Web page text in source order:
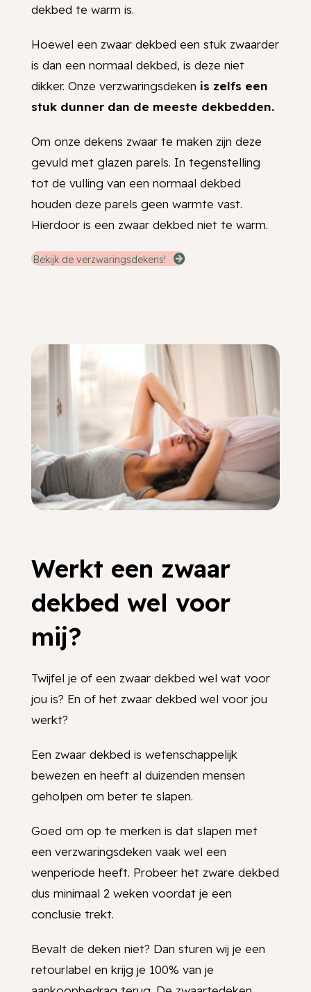
dekbed te warm is.
Hoewel een zwaar dekbed een stuk zwaarder
is dan een normaal dekbed, is deze niet
dikker. Onze verzwaringsdeken is zelfs een
stuk dunner dan de meeste dekbedden.
Om onze dekens zwaar te maken zijn deze
gevuld met glazen parels. In tegenstelling
tot de vulling van een normaal dekbed
houden deze parels geen warmte vast.
Hierdoor is een zwaar dekbed niet te warm.
Bekijk de verzwaringsdekens!
Werkt een zwaar
dekbed wel voor
mij?
Twijfel je of een zwaar dekbed wel wat voor
jou is? En of het zwaar dekbed wel voor jou
werkt?
Een zwaar dekbed is wetenschappelijk
bewezen en heeft al duizenden mensen
geholpen om beter te slapen.
Goed om op te merken is dat slapen met
een verzwaringsdeken vaak wel een
wenperiode heeft. Probeer het zware dekbed
dus minimaal 2 weken voordat je een
conclusie trekt.
Bevalt de deken niet? Dan sturen wij je een
retourlabel en krijg je 100% van je